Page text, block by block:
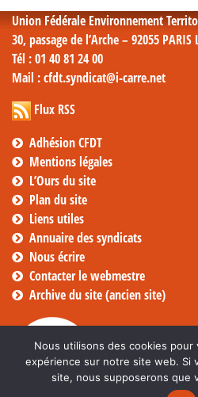
Union Fédérale Environnement
30, passage de l’Arche – 92055 PARIS
Tél : 01 40 81 24 00
Mail : cfdt.syndicat@i-carre.net
Flux RSS
Adhésion CFDT
Mentions légales
L’Ours du site
Plan du site
Liens utiles
Annuaire des syndicats
Nous écrire
Contacter le webmestre
Archive du site (ancien site)
Nous utilisons des cookies pour
expérience sur notre site web. Si
site, nous supposerons que